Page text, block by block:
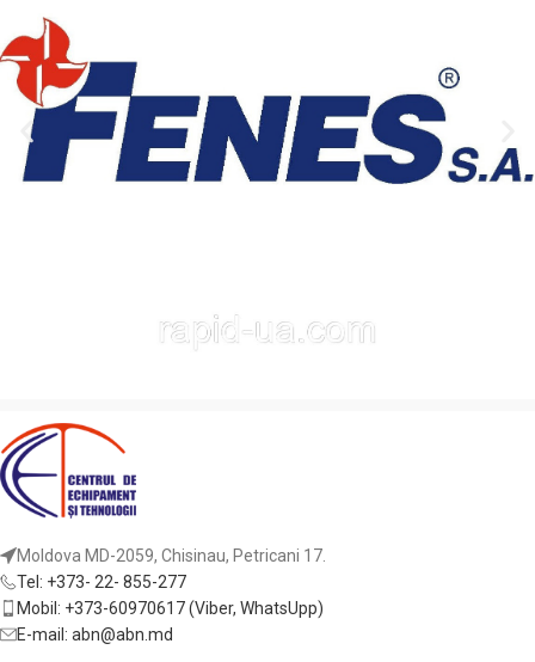
эффективную работу
аккумуляторных и ручных пил.
Зубья с чередующимся
скосом (ATB) и оптимальным
положительным углом
врезания гарантируют чистый,
высоким качеством кромки.
Подходящее оборудование:
аккумуляторные, ручные и
торцовочные пилы.
материалы:твёрдая и мягкая
древесина, фанера,
ламинированные и
облицованные панели.
аккуратный пропил без сколов
и вырывов. Увеличенное
количество зубьев снижает
вибрации и нагрузку на
и точная заточка гарантируют
ручные, аккумуляторные и
форматно-раскроечные
Moldova MD-2059, Chisinau, Petricani 17.
Tel: +373- 22- 855-277
Mobil: +373-60970617 (Viber, WhatsUpp)
E-mail: abn@abn.md